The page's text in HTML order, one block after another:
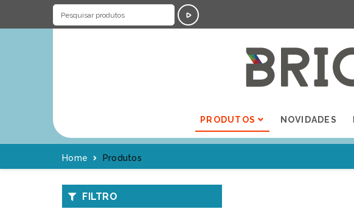
PRODUTOS NOVIDADES
Home Produtos
FILTRO